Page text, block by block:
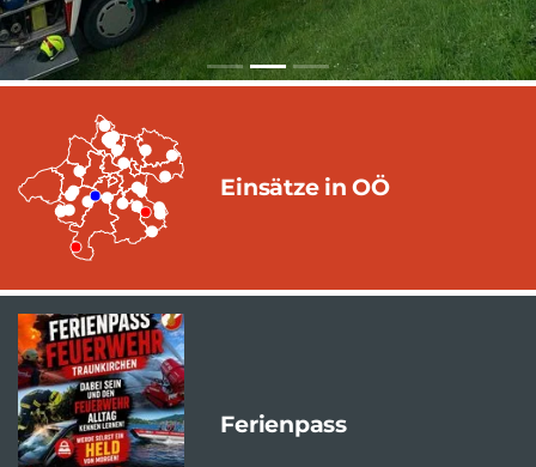
Einsätze in OÖ
Ferienpass